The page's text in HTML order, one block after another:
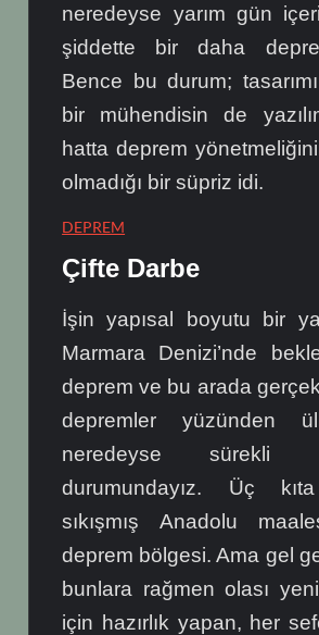
neredeyse yarım gün
şiddette bir daha
Bence bu durum;
bir mühendisin de
hatta deprem
olmadığı bir süpriz idi.
DEPREM
Çifte Darbe
İşin yapısal boyutu bir
Marmara Denizi’nde
deprem ve bu arada
depremler yüzünden
neredeyse
durumundayız. Üç
sıkışmış Anadolu
deprem bölgesi. Ama gel
bunlara rağmen olası
için hazırlık yapan, her